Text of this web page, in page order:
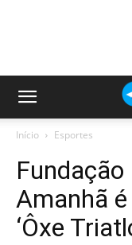
Início Esportes
Amanhã
‘Ôxe